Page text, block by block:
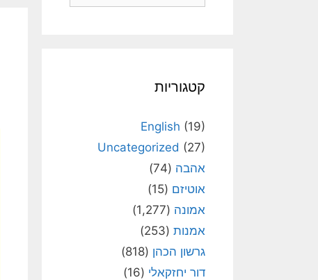
קטגוריות
English (19)
Uncategorized (27)
אהבה (74)
אוטיזם (15)
אמונה (1,277)
אמנות (253)
גרשון הכהן (818)
דור יחזקאלי (16)